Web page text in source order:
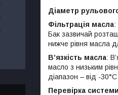
Діаметр
Фільтрація масла:
Бак зазвичай
нижче рівня масла
В’язкість масла:
масло з низьким
діапазон – від -
Перевірка системи